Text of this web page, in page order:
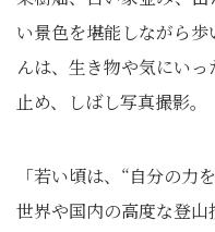
い景色を堪能しながら
んは、生き物や気にい
止め、しばし写真撮影。
「若い頃は、“自分の力
世界や国内の高度な登